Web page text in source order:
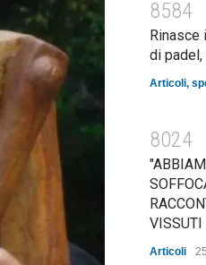
8584
Rinasce
di
Articoli,
8024
VISSUTI
Articoli